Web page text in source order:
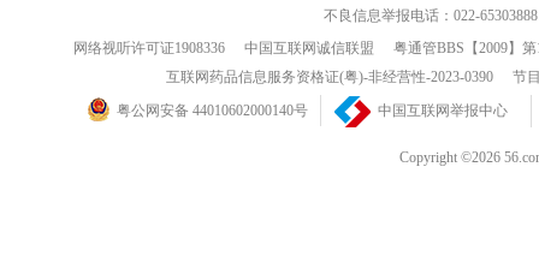
不良信息举报电话：022-65303888
网络视听许可证1908336
中国互联网诚信联盟
粤通管BBS【2009】
互联网药品信息服务资格证(粤)-非经营性-2023-0390
节
粤公网安备 44010602000140号
中国互联网举报中心
Copyright ©2026